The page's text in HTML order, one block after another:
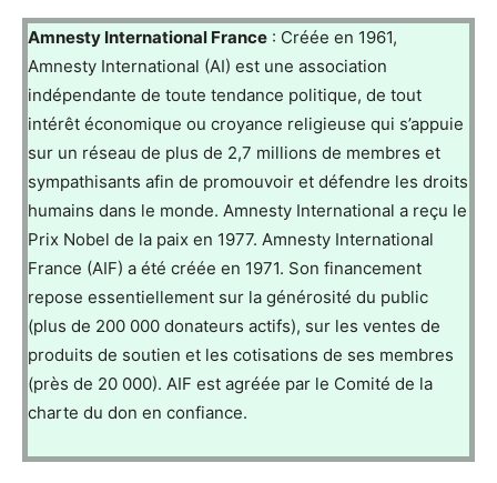
Amnesty International France : Créée en 1961,
Amnesty International (AI) est une association
indépendante de toute tendance politique, de tout
intérêt économique ou croyance religieuse qui s’appuie
sur un réseau de plus de 2,7 millions de membres et
sympathisants afin de promouvoir et défendre les droits
humains dans le monde. Amnesty International a reçu le
Prix Nobel de la paix en 1977. Amnesty International
France (AIF) a été créée en 1971. Son financement
repose essentiellement sur la générosité du public
(plus de 200 000 donateurs actifs), sur les ventes de
produits de soutien et les cotisations de ses membres
(près de 20 000). AIF est agréée par le Comité de la
charte du don en confiance.